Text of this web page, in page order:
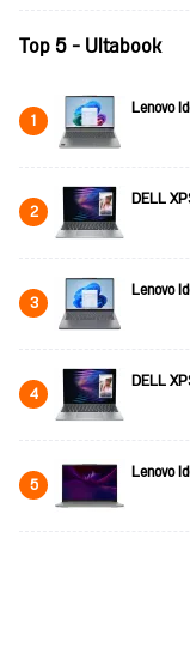
Top 5 - Ultabook
1 Lenovo
2 DELL
3 Lenovo
4 DELL
5 Lenovo